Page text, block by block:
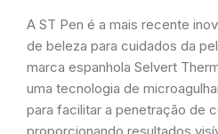
A ST Pen é a mais recente
de beleza para cuidados da
marca espanhola Selvert
uma tecnologia de
para facilitar a penetração de